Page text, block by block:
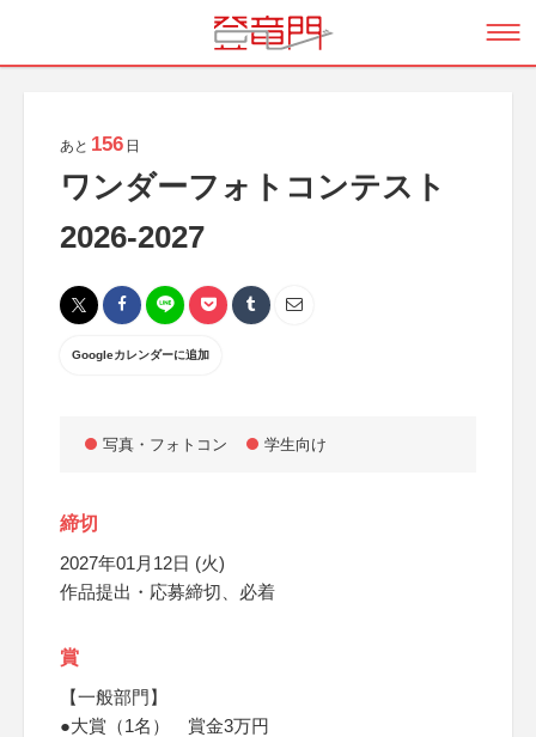
あと 156 日
ワンダーフォトコンテスト
2026-2027
Googleカレンダーに追加
写真・フォトコン 学生向け
締切
2027年01月12日 (火)
作品提出・応募締切、必着
賞
【一般部門】
●大賞（1名） 賞金3万円